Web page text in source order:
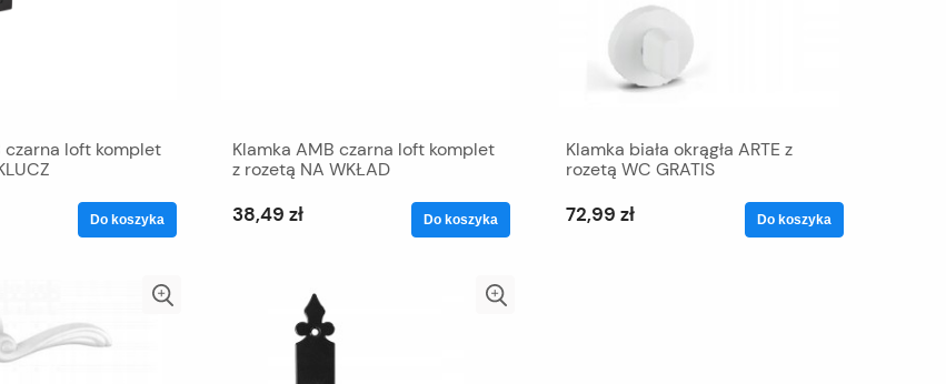
czarna loft komplet
Do koszyka
Klamka AMB czarna loft komplet
z rozetą NA WKŁAD
38,49 zł Do koszyka
Klamka biała okrągła ARTE z
rozetą WC GRATIS
72,99 zł Do koszyka